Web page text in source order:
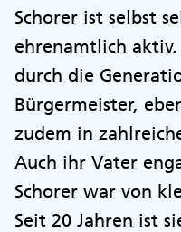
Schorer ist selbst
ehrenamtlich
durch die
Bürgermeister,
zudem in
Auch ihr Vater
Schorer war von
Seit 20 Jahren ist